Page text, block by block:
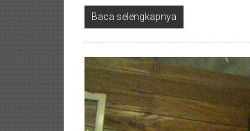
Baca selengkapnya